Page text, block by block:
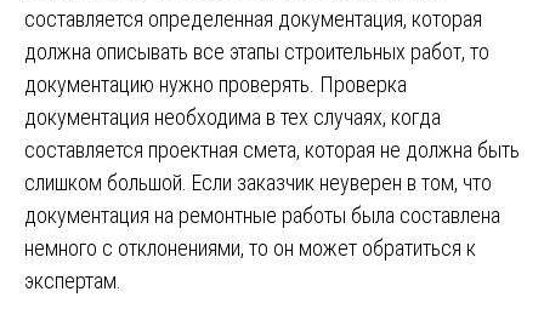
составляется определенная документация, которая
должна описывать все этапы строительных работ, то
документацию нужно проверять. Проверка
документация необходима в тех случаях, когда
составляется проектная смета, которая не должна быть
слишком большой. Если заказчик неуверен в том, что
документация на ремонтные работы была составлена
немного с отклонениями, то он может обратиться к
экспертам.